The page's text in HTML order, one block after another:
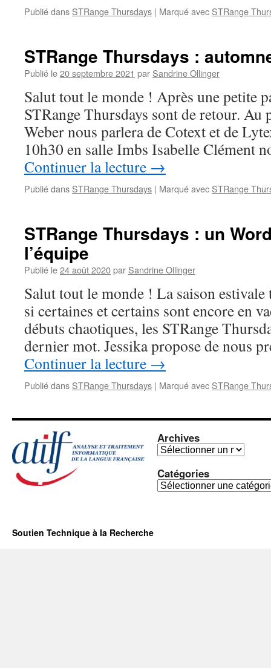
Publié dans STRange Thursdays | Marqué avec STRange
STRange Thursdays :
Publié le20 septembre 2021 par Sandrine Ollinger
Salut tout le monde ! Après une petite
STRange Thursdays sont de retour. Au
Weber nous parlera de Cotext et de
10h30 en salle Imbs Isabelle Clément
Continuer la lecture →
Publié dans STRange Thursdays | Marqué avec STRange
STRange Thursdays : un
l’équipe
Publié le24 août 2020par Sandrine Ollinger
Salut tout le monde ! La saison estivale
si certaines et certains sont encore en
débuts chaotiques, les STRange
dernier mot. Jessika propose de nous
Continuer la lecture →
Publié dans STRange Thursdays | Marqué avec STRange
Archives
Archives
Catégories
Catégories
Soutien Technique à la Recherche